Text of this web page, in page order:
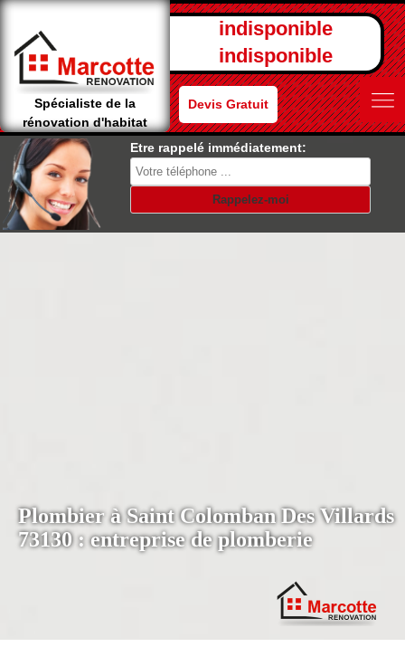
Spécialiste de la
rénovation d'habitat
indisponible
indisponible
Devis Gratuit
Etre rappelé immédiatement:
Plombier à Saint Colomban Des Villards
73130 : entreprise de plomberie